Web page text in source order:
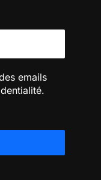
emails